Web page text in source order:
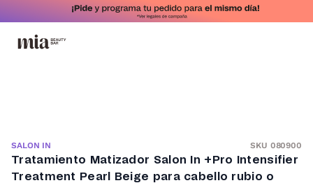
SALON IN SKU 080900
Tratamiento Matizador Salon In +Pro Intensifier
Treatment Pearl Beige para cabello rubio o